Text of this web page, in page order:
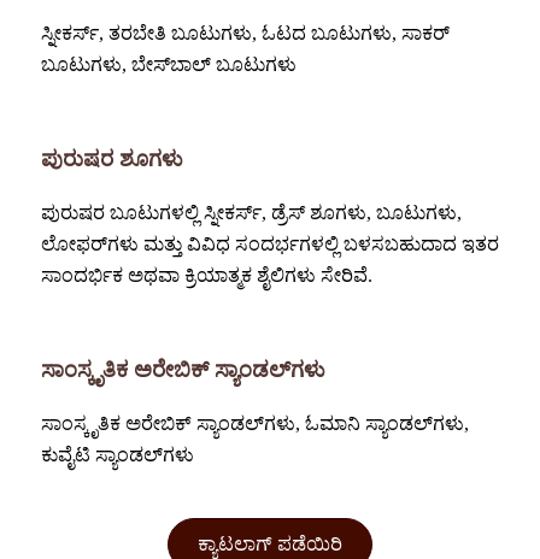
ಸ್ನೀಕರ್ಸ್, ತರಬೇತಿ ಬೂಟುಗಳು, ಓಟದ ಬೂಟುಗಳು, ಸಾಕರ್
ಬೂಟುಗಳು, ಬೇಸ್‌ಬಾಲ್ ಬೂಟುಗಳು
ಪುರುಷರ ಶೂಗಳು
ಪುರುಷರ ಬೂಟುಗಳಲ್ಲಿ ಸ್ನೀಕರ್ಸ್, ಡ್ರೆಸ್ ಶೂಗಳು, ಬೂಟುಗಳು,
ಲೋಫರ್‌ಗಳು ಮತ್ತು ವಿವಿಧ ಸಂದರ್ಭಗಳಲ್ಲಿ ಬಳಸಬಹುದಾದ ಇತರ
ಸಾಂದರ್ಭಿಕ ಅಥವಾ ಕ್ರಿಯಾತ್ಮಕ ಶೈಲಿಗಳು ಸೇರಿವೆ.
ಸಾಂಸ್ಕೃತಿಕ ಅರೇಬಿಕ್ ಸ್ಯಾಂಡಲ್‌ಗಳು
ಸಾಂಸ್ಕೃತಿಕ ಅರೇಬಿಕ್ ಸ್ಯಾಂಡಲ್‌ಗಳು, ಓಮಾನಿ ಸ್ಯಾಂಡಲ್‌ಗಳು,
ಕುವೈಟಿ ಸ್ಯಾಂಡಲ್‌ಗಳು
ಕ್ಯಾಟಲಾಗ್ ಪಡೆಯಿರಿ